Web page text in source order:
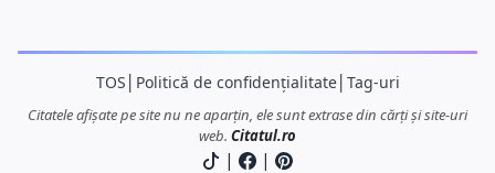
TOS Politică de confidențialitate│ Tag-uri
Citatele afișate pe site nu ne aparțin, ele sunt extrase din cărți și site-uri
web. Citatul.ro
| |